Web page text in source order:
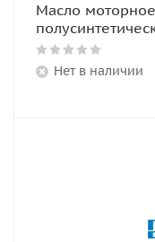
Масло
Нет в наличии